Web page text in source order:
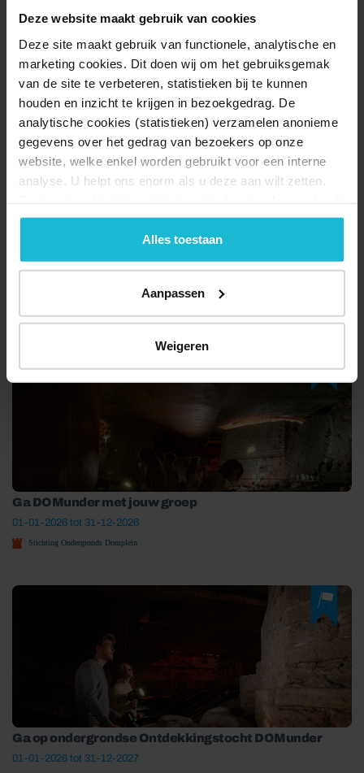
Deze website maakt gebruik van cookies
Deze site maakt gebruik van functionele, analytische en
marketing cookies. Dit doen wij om het gebruiksgemak
van de site te verbeteren, statistieken bij te kunnen
houden en inzicht te krijgen in bezoekgedrag. De
analytische cookies (statistieken) verzamelen anonieme
gegevens over het gedrag van bezoekers op onze
website, welke enkel worden gebruikt voor een interne
analyse. U helpt ons enorm als u deze aan wilt zetten.
geen commerciële doelstelling. U kunt deze cookies via
de knoppen accepteren, beheren of weigeren.
Alles toestaan
Aanpassen
Weigeren
ACTIVITEITEN BIJ STICHTING
Ga DOMunder met jouw groep
01-01-2026 tot 31-12-2026
Stichting Ondergronds Domplein
Ga op ondergrondse Ontdekkingstocht DOMunder
01-01-2026 tot 31-12-2027